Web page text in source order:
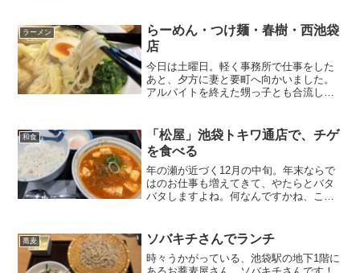
ちょっと栄養が足りない気がしていたの
で、「ニラレバ炒め定食」...
ラーメン
らーめん・つけ麺・春樹・西池袋
店
今日は土曜日。軽く事務所で仕事をした
あと、夕方に妻と要町へ向かいました。
アルバイトを終えた甥っ子とも合流し、
はまだ少し早い17時30分頃だったからな
のか、先客はいません...
和食
「松屋」池袋トキワ通店で、チゲ
を食べる
年の瀬が近づく12月の中旬。年末ならで
はのお仕事も増えてきて、やたらとバタ
バタしますよね。何なんですかね、この
た。韓国料理屋さんではなく、松屋にで
す！トキワ通店さんは、だ...
蕎麦 ソバキチさんでランチ
時々うかがっている、池袋駅の地下1階に